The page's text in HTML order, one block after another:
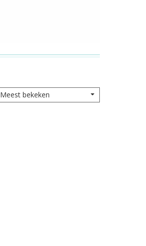
Meest bekeken